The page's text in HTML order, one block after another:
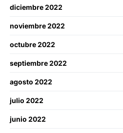
diciembre 2022
noviembre 2022
octubre 2022
septiembre 2022
agosto 2022
julio 2022
junio 2022